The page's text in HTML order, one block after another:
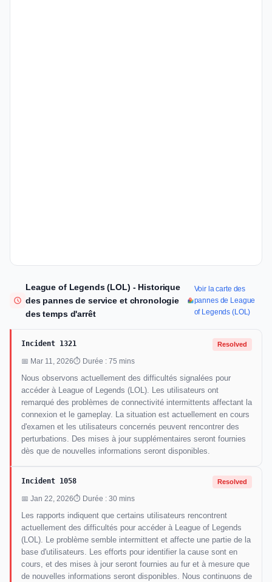
League of Legends (LOL) - Historique
des pannes de service et chronologie
des temps d'arrêt
Voir la carte des
pannes de League
of Legends (LOL)
Incident 1321 Resolved
📅 Mar 11, 2026⏱ Durée : 75 mins
Nous observons actuellement des difficultés signalées pour
accéder à League of Legends (LOL). Les utilisateurs ont
remarqué des problèmes de connectivité intermittents affectant la
connexion et le gameplay. La situation est actuellement en cours
d'examen et les utilisateurs concernés peuvent rencontrer des
perturbations. Des mises à jour supplémentaires seront fournies
dès que de nouvelles informations seront disponibles.
Incident 1058 Resolved
📅 Jan 22, 2026⏱ Durée : 30 mins
Les rapports indiquent que certains utilisateurs rencontrent
actuellement des difficultés pour accéder à League of Legends
(LOL). Le problème semble intermittent et affecte une partie de la
base d'utilisateurs. Les efforts pour identifier la cause sont en
cours, et des mises à jour seront fournies au fur et à mesure que
de nouvelles informations seront disponibles. Nous continuons de